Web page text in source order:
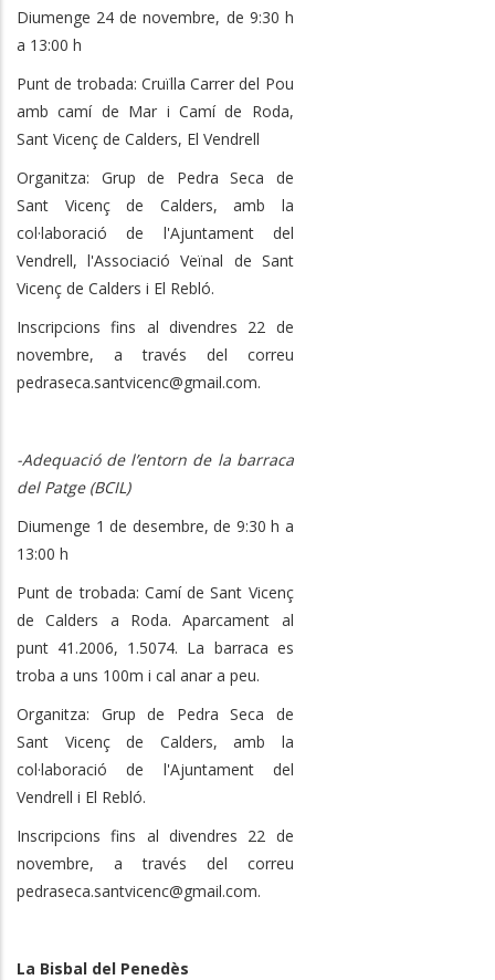
Diumenge 24 de novembre, de 9:30 h
a 13:00 h
Punt de trobada: Cruïlla Carrer del Pou
amb camí de Mar i Camí de Roda,
Sant Vicenç de Calders, El Vendrell
Organitza: Grup de Pedra Seca de
Sant Vicenç de Calders, amb la
col·laboració de l'Ajuntament del
Vendrell, l'Associació Veïnal de Sant
Vicenç de Calders i El Rebló.
Inscripcions fins al divendres 22 de
novembre, a través del correu
pedraseca.santvicenc@gmail.com.
-Adequació de l’entorn de la barraca
del Patge (BCIL)
Diumenge 1 de desembre, de 9:30 h a
13:00 h
Punt de trobada: Camí de Sant Vicenç
de Calders a Roda. Aparcament al
punt 41.2006, 1.5074. La barraca es
troba a uns 100m i cal anar a peu.
Organitza: Grup de Pedra Seca de
Sant Vicenç de Calders, amb la
col·laboració de l'Ajuntament del
Vendrell i El Rebló.
Inscripcions fins al divendres 22 de
novembre, a través del correu
pedraseca.santvicenc@gmail.com.
La Bisbal del Penedès